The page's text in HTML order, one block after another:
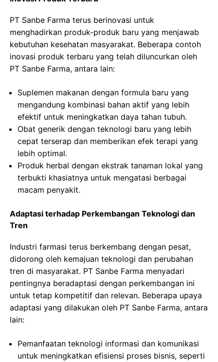
PT Sanbe Farma terus berinovasi untuk
menghadirkan produk-produk baru yang menjawab
kebutuhan kesehatan masyarakat. Beberapa contoh
inovasi produk terbaru yang telah diluncurkan oleh
PT Sanbe Farma, antara lain:
Suplemen makanan dengan formula baru yang
mengandung kombinasi bahan aktif yang lebih
efektif untuk meningkatkan daya tahan tubuh.
Obat generik dengan teknologi baru yang lebih
cepat terserap dan memberikan efek terapi yang
lebih optimal.
Produk herbal dengan ekstrak tanaman lokal yang
terbukti khasiatnya untuk mengatasi berbagai
macam penyakit.
Adaptasi terhadap Perkembangan Teknologi dan
Tren
Industri farmasi terus berkembang dengan pesat,
didorong oleh kemajuan teknologi dan perubahan
tren di masyarakat. PT Sanbe Farma menyadari
pentingnya beradaptasi dengan perkembangan ini
untuk tetap kompetitif dan relevan. Beberapa upaya
adaptasi yang dilakukan oleh PT Sanbe Farma, antara
lain:
Pemanfaatan teknologi informasi dan komunikasi
untuk meningkatkan efisiensi proses bisnis, seperti